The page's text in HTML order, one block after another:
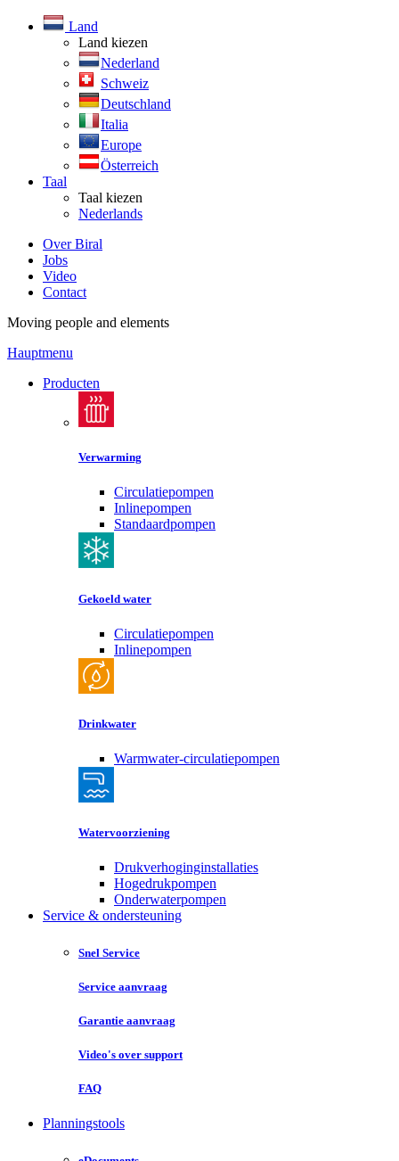
Land
Land kiezen
Nederland
Schweiz
Deutschland
Italia
Europe
Österreich
Taal
Taal kiezen
Nederlands
Over Biral
Jobs
Video
Contact
Moving people and elements
Hauptmenu
Producten
Verwarming
Circulatiepompen
Inlinepompen
Standaardpompen
Gekoeld water
Circulatiepompen
Inlinepompen
Drinkwater
Warmwater-circulatiepompen
Watervoorziening
Drukverhoginginstallaties
Hogedrukpompen
Onderwaterpompen
Service & ondersteuning
Snel Service
Service aanvraag
Garantie aanvraag
Video's over support
FAQ
Planningstools